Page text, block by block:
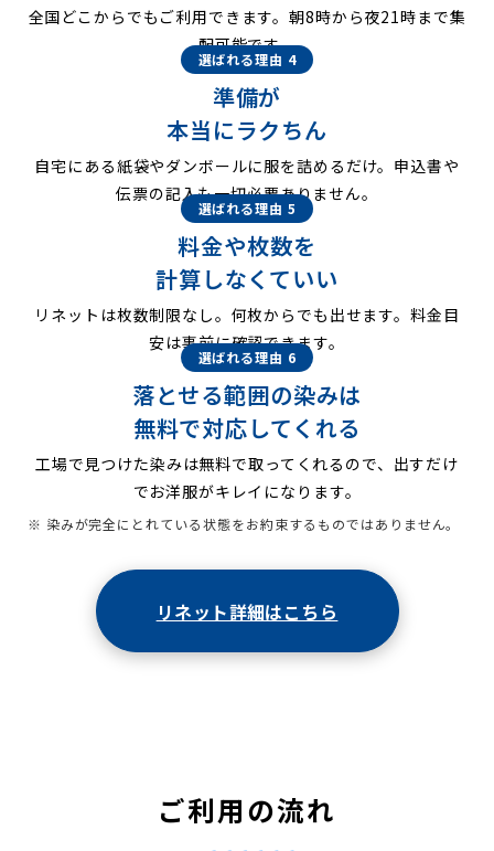
全国どこからでもご利用できます。朝8時から夜21時まで集
配可能です。
選ばれる理由 4
準備が
本当にラクちん
自宅にある紙袋やダンボールに服を詰めるだけ。申込書や
伝票の記入も一切必要ありません。
選ばれる理由 5
料金や枚数を
計算しなくていい
リネットは枚数制限なし。何枚からでも出せます。料金目
安は事前に確認できます。
選ばれる理由 6
落とせる範囲の染みは
無料で対応してくれる
工場で見つけた染みは無料で取ってくれるので、出すだけ
でお洋服がキレイになります。
※ 染みが完全にとれている状態をお約束するものではありません。
リネット詳細はこちら
ご利用の流れ